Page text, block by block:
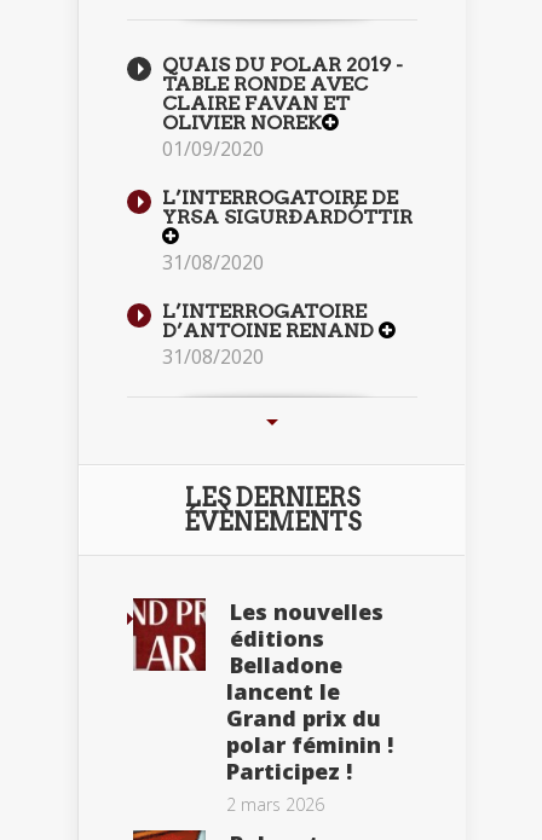
QUAIS DU POLAR 2019 -
TABLE RONDE AVEC
CLAIRE FAVAN ET
OLIVIER NOREK
01/09/2020
L’INTERROGATOIRE DE
YRSA SIGURÐARDÓTTIR
31/08/2020
L’INTERROGATOIRE
D’ANTOINE RENAND
31/08/2020
LES DERNIERS
ÉVÈNEMENTS
Les nouvelles
éditions
Belladone
lancent le
Grand prix du
polar féminin !
Participez !
2 mars 2026